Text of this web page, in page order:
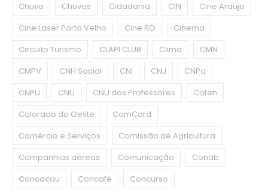
Chuva
Chuvas Cidadania CIN
Cine Araújo
Cine Laser Porto Velho
Cine RO
Cinema
Circuito Turismo
CLAPI CLUB Clima
CMN
CMPV
CNH Social CNI CNJ
CNPq
CNPU
CNU CNU dos Professores
Cofen
Colorado do Oeste
ComCard
Comércio e Serviços
Comissão de Agricultura
Companhias aéreas
Comunicação
Conab
Concacau
Concafé
Concurso